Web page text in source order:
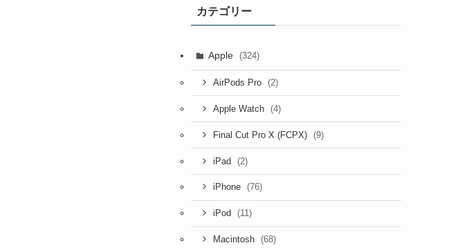
ブカテゴリー
Apple (324)
AirPods Pro (2)
Apple Watch (4)
Final Cut Pro X (FCPX) (9)
iPad (2)
iPhone (76)
iPod (11)
Macintosh (68)